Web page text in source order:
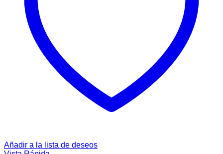
Añadir a la lista de deseos